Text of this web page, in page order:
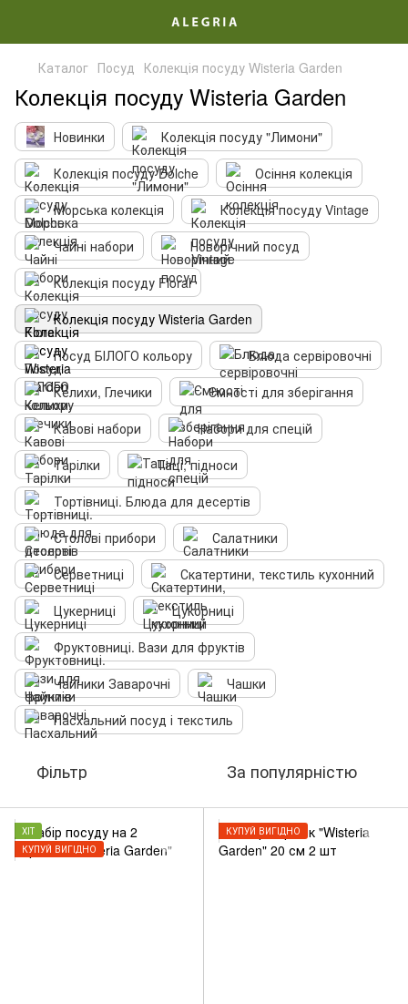
Каталог Посуд Колекція посуду Wisteria Garden
Колекція посуду Wisteria Garden
Новинки
Колекція посуду "Лимони"
Колекція посуду Dolche
Осіння колекція
Морська колекція
Колекція посуду Vintage
Чайні набори
Новорічний посуд
Колекція посуду Floral
Колекція посуду Wisteria Garden
Посуд БІЛОГО кольору
Блюда сервіровочні
Келихи, Глечики
Ємності для зберігання
Кавові набори
Набори для спецій
Тарілки
Таці, підноси
Тортівниці. Блюда для десертів
Столові прибори
Салатники
Серветниці
Скатертини, текстиль кухонний
Цукерниці
Цукорниці
Фруктовниці. Вази для фруктів
Чайники Заварочні
Чашки
Пасхальний посуд і текстиль
Фільтр За популярністю
ХІТ
КУПУЙ ВИГІДНО
КУПУЙ ВИГІДНО